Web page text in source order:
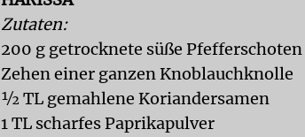
Zutaten:
200 g getrocknete süße Pfefferschoten
Zehen einer ganzen Knoblauchknolle
½ TL gemahlene Koriandersamen
1 TL scharfes Paprikapulver